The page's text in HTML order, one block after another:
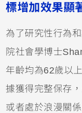
標增加效果顯
為了研究性行為
院社會學博士
年齡均為62歲以
據獲得完整保存
或者處於浪漫關